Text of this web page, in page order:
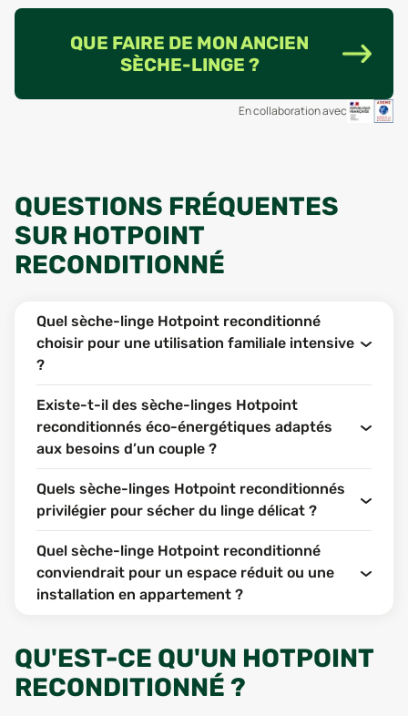
QUE FAIRE DE MON ANCIEN
SÈCHE-LINGE ?
En collaboration avec
QUESTIONS FRÉQUENTES
SUR HOTPOINT
RECONDITIONNÉ
Quel sèche-linge Hotpoint reconditionné
choisir pour une utilisation familiale intensive
?
Existe-t-il des sèche-linges Hotpoint
reconditionnés éco-énergétiques adaptés
aux besoins d’un couple ?
Quels sèche-linges Hotpoint reconditionnés
privilégier pour sécher du linge délicat ?
Quel sèche-linge Hotpoint reconditionné
conviendrait pour un espace réduit ou une
installation en appartement ?
QU'EST-CE QU'UN HOTPOINT
RECONDITIONNÉ ?